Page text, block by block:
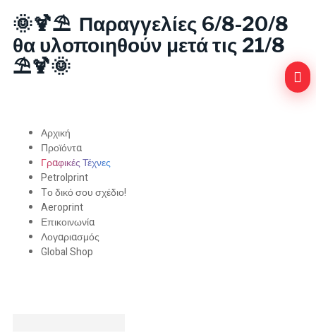
🌞🍹⛱️ Παραγγελίες 6/8-20/8
θα υλοποιηθούν μετά τις 21/8
⛱️🍹🌞
Αρχική
Προϊόντα
Γραφικές Τέχνες
Petrolprint
Tο δικό σου σχέδιο!
Aeroprint
Επικοινωνία
Λογαριασμός
Global Shop